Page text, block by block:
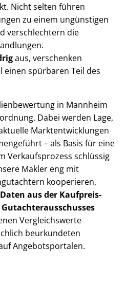
Nicht selten führen
zu einem ungünstigen
verschlechtern die
aus, verschenken
einen spürbaren Teil des
in Mannheim
Dabei werden Lage,
Markt­ent­wick­lun­gen
– als Basis für eine
Verkaufsprozess schlüssig
Makler eng mit
kooperieren,
aus der Kauf­preis­
Vergleichswerte
beurkundeten
An­ge­bots­por­ta­len.